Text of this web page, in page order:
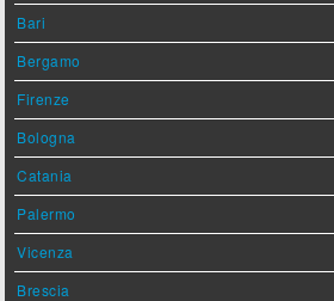
Bari
Bergamo
Firenze
Bologna
Catania
Palermo
Vicenza
Brescia